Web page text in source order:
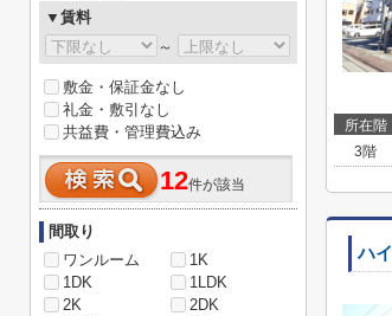
所在階
3階
ハ
▼賃料
～
敷金・保証金なし
礼金・敷引なし
共益費・管理費込み
12件が該当
間取り
ワンルーム
1K
1DK
1LDK
2K
2DK